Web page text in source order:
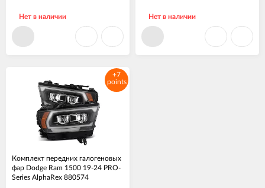
Нет в наличии Нет в наличии
+7
points
Комплект передних галогеновых
фар Dodge Ram 1500 19-24 PRO-
Series AlphaRex 880574